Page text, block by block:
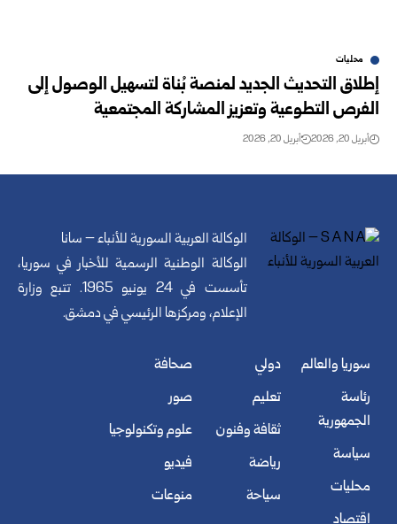
محليات
إطلاق التحديث الجديد لمنصة بُناة لتسهيل الوصول إلى
الفرص التطوعية وتعزيز المشاركة المجتمعية
أبريل 20, 2026 أبريل 20, 2026
الوكالة العربية السورية للأنباء – سانا
الوكالة الوطنية الرسمية للأخبار في سوريا،
تأسست في 24 يونيو 1965. تتبع وزارة
الإعلام، ومركزها الرئيسي في دمشق.
سوريا والعالم
رئاسة
الجمهورية
سياسة
محليات
اقتصاد
دولي
تعليم
ثقافة وفنون
رياضة
سياحة
صحافة
صور
علوم وتكنولوجيا
فيديو
منوعات